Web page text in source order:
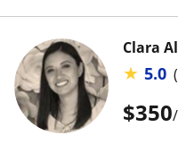
$350
Clara
★ 5.0